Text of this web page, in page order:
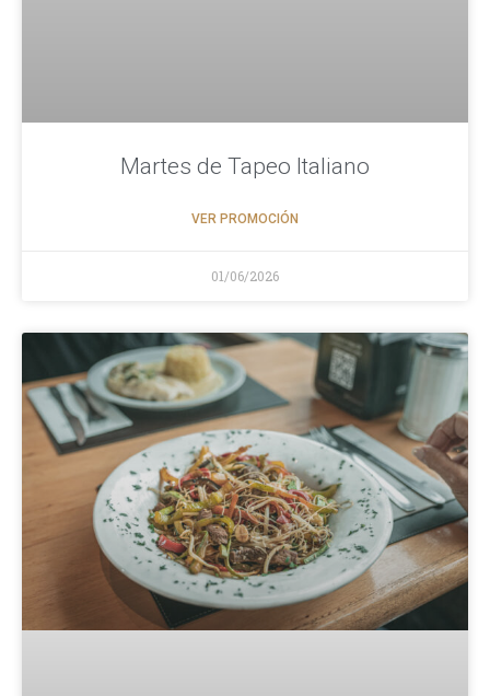
Martes de Tapeo Italiano
VER PROMOCIÓN
01/06/2026